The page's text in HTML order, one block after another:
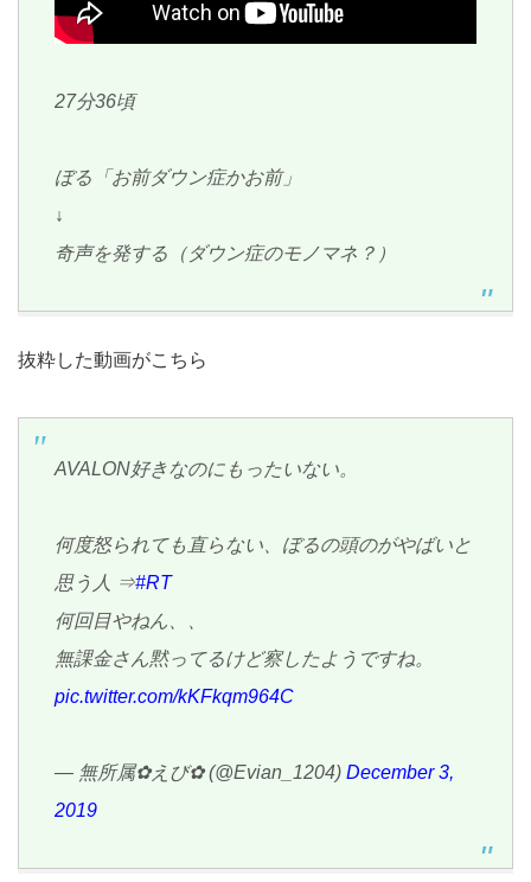
27分36頃
ぼる「お前ダウン症かお前」
↓
奇声を発する（ダウン症のモノマネ？）
抜粋した動画がこちら
AVALON好きなのにもったいない。
何度怒られても直らない、ぼるの頭のがやばいと
思う人 ⇒#RT
何回目やねん、、
無課金さん黙ってるけど察したようですね。
pic.twitter.com/kKFkqm964C
— 無所属✿えび✿ (@Evian_1204) December 3,
2019